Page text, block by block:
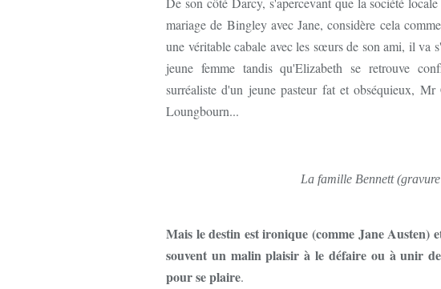
mariage de Bingley avec Jane, considère cela
une véritable cabale avec les sœurs de son ami, il va
jeune femme tandis qu'Elizabeth se retrouve
surréaliste d'un jeune pasteur fat et obséquieux,
Loungbourn...
La famille Bennett
Mais le destin est ironique (comme Jane Austen)
souvent un malin plaisir à le défaire ou à unir
pour se plaire.